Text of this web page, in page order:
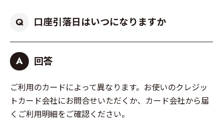
Q 口座引落日はいつになりますか
A 回答
ご利用のカードによって異なります。お使いのクレジッ
トカード会社にお問合せいただくか、カード会社から届
くご利用明細をご確認ください。